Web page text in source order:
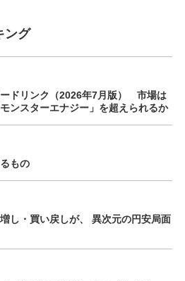
ング
ドリンク（2026年7月版） 市場は
ンスターエナジー」を超えられるか
もの
し・買い戻しが、 異次元の円安局面